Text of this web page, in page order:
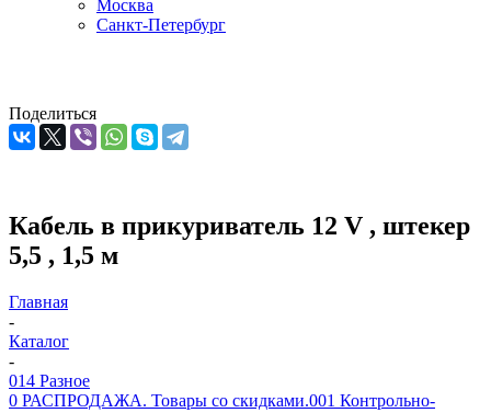
Москва
Санкт-Петербург
Поделиться
Кабель в прикуриватель 12 V , штекер
5,5 , 1,5 м
Главная
-
Каталог
-
014 Разное
0 РАСПРОДАЖА. Товары со скидками.001 Контрольно-